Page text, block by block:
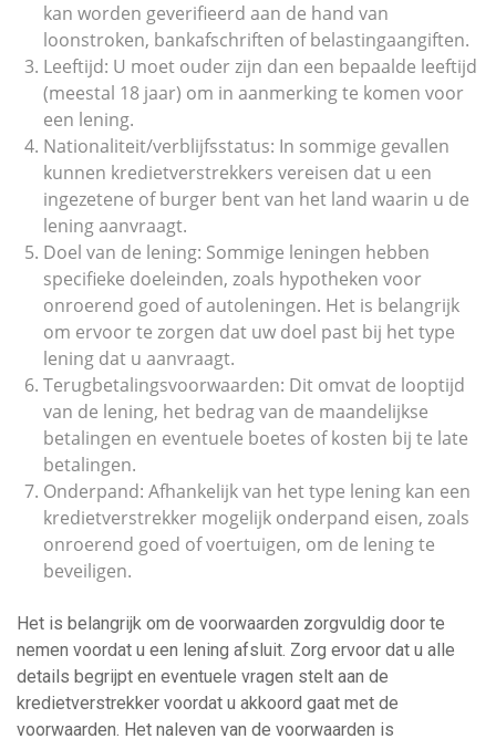
kan worden geverifieerd aan de hand van
loonstroken, bankafschriften of belastingaangiften.
Leeftijd: U moet ouder zijn dan een bepaalde leeftijd
(meestal 18 jaar) om in aanmerking te komen voor
een lening.
Nationaliteit/verblijfsstatus: In sommige gevallen
kunnen kredietverstrekkers vereisen dat u een
ingezetene of burger bent van het land waarin u de
lening aanvraagt.
Doel van de lening: Sommige leningen hebben
specifieke doeleinden, zoals hypotheken voor
onroerend goed of autoleningen. Het is belangrijk
om ervoor te zorgen dat uw doel past bij het type
lening dat u aanvraagt.
Terugbetalingsvoorwaarden: Dit omvat de looptijd
van de lening, het bedrag van de maandelijkse
betalingen en eventuele boetes of kosten bij te late
betalingen.
Onderpand: Afhankelijk van het type lening kan een
kredietverstrekker mogelijk onderpand eisen, zoals
onroerend goed of voertuigen, om de lening te
beveiligen.
Het is belangrijk om de voorwaarden zorgvuldig door te
nemen voordat u een lening afsluit. Zorg ervoor dat u alle
details begrijpt en eventuele vragen stelt aan de
kredietverstrekker voordat u akkoord gaat met de
voorwaarden. Het naleven van de voorwaarden is